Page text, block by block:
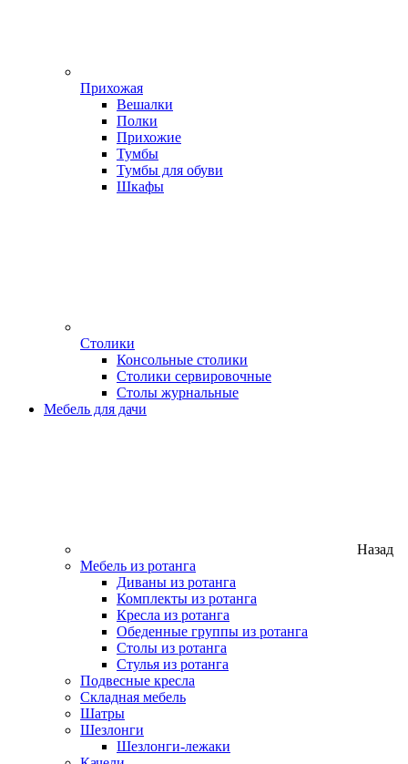
Прихожая
Вешалки
Полки
Прихожие
Тумбы
Тумбы для обуви
Шкафы
Столики
Консольные столики
Столики сервировочные
Столы журнальные
Мебель для дачи
Назад
Мебель из ротанга
Диваны из ротанга
Комплекты из ротанга
Кресла из ротанга
Обеденные группы из ротанга
Столы из ротанга
Стулья из ротанга
Подвесные кресла
Складная мебель
Шатры
Шезлонги
Шезлонги-лежаки